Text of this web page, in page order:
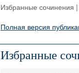
Избранные сочинения
Полная версия
Избранные